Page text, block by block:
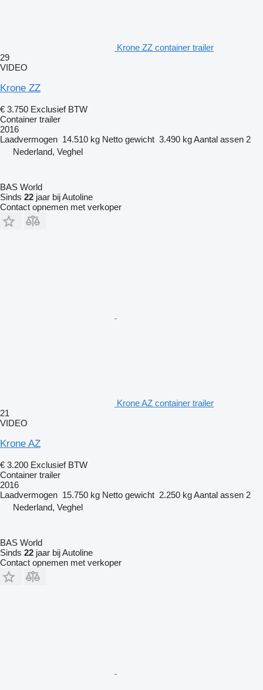
Krone ZZ container trailer
29
VIDEO
Krone ZZ
€ 3.750 Exclusief BTW
Container trailer
2016
Laadvermogen 14.510 kg Netto gewicht 3.490 kgAantal assen 2
Nederland, Veghel
BAS World
Sinds 22 jaar bij Autoline
Contact opnemen met verkoper
Krone AZ container trailer
21
VIDEO
Krone AZ
€ 3.200 Exclusief BTW
Container trailer
2016
Laadvermogen 15.750 kg Netto gewicht 2.250 kgAantal assen 2
Nederland, Veghel
BAS World
Sinds 22 jaar bij Autoline
Contact opnemen met verkoper